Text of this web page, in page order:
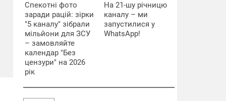
Спекотні фото
заради рацій: зірки
"5 каналу" зібрали
мільйони для ЗСУ
– замовляйте
календар "Без
цензури" на 2026
рік
На 21-шу річницю
каналу – ми
запустилися у
WhatsApp!